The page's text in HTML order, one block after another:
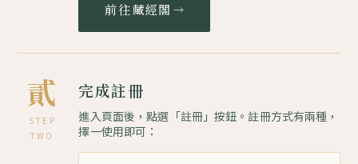
前往藏經閣 →
貳
STEP
TWO
完成註冊
進入頁面後，點選「註冊」按鈕。註冊方式有兩種，
擇一使用即可：